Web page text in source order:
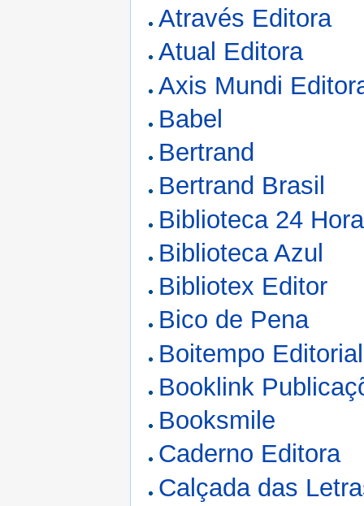
Através Editora
Atual Editora
Axis Mundi
Babel
Bertrand
Bertrand Brasil
Biblioteca 24
Biblioteca Azul
Bibliotex Editor
Bico de Pena
Boitempo Editorial
Booklink
Booksmile
Caderno Editora
Calçada das